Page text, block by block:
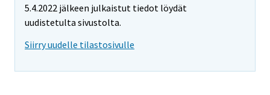
5.4.2022 jälkeen julkaistut tiedot löydät
uudistetulta sivustolta.
Siirry uudelle tilastosivulle